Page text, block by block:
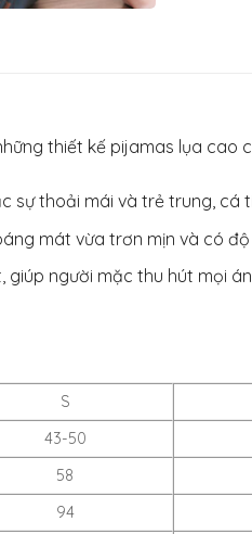
thiết kế pijamas lụa
sự thoải mái và trẻ trung, cá
mát vừa trơn mịn và có
người mặc thu hút mọi
S
43-50
58
94